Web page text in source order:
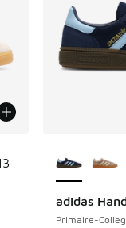
adidas
Primaire-